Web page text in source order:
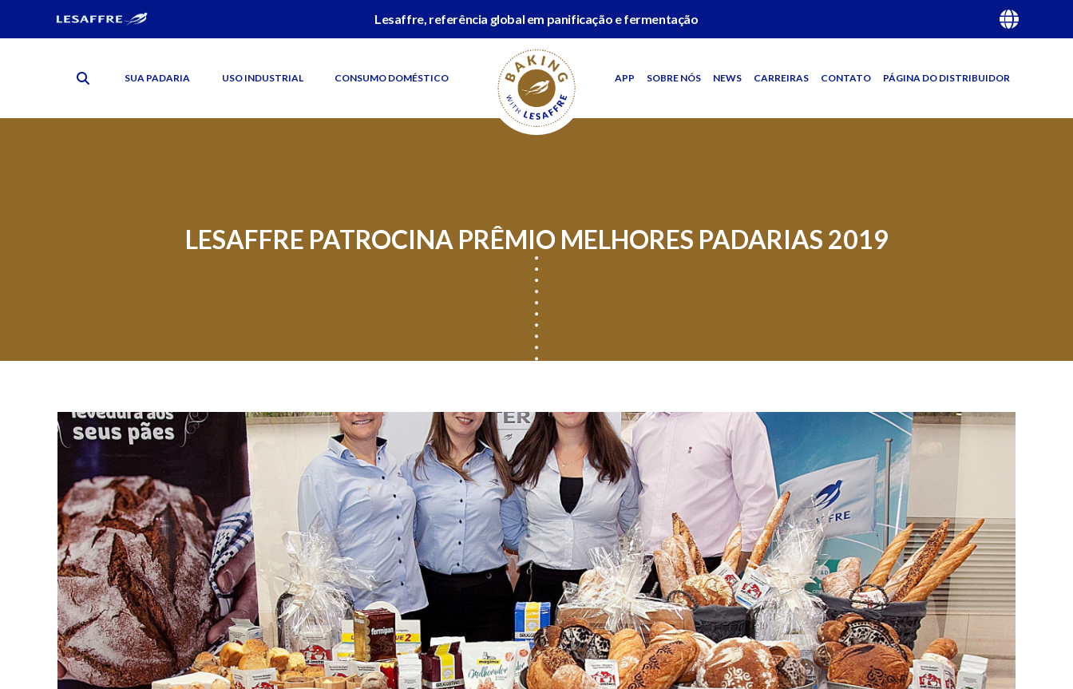
Lesaffre, referência global em panificação e fermentação
SUA PADARIA USO INDUSTRIAL CONSUMO DOMÉSTICO APP SOBRE NÓS NEWS CARREIRAS CONTATO PÁGINA DO DISTRIBUIDOR
LESAFFRE PATROCINA PRÊMIO MELHORES PADARIAS 2019